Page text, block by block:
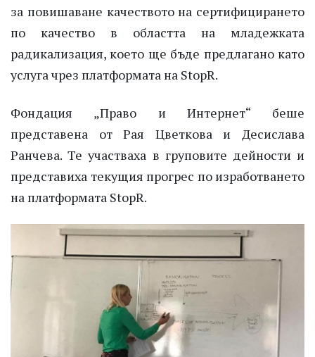
за повишаване качеството на сертифицирането
по качество в областта на младежката
радикализация, което ще бъде предлагано като
услуга чрез платформата на StopR.
Фондация „Право и Интернет“ беше
представена от Рая Цветкова и Десислава
Ранчева. Те участваха в груповите дейности и
представиха текущия прогрес по изработването
на платформата StopR.